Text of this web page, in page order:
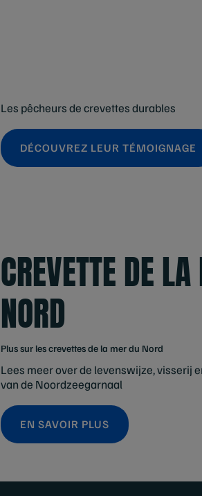
Les pêcheurs de crevettes durables
DÉCOUVREZ LEUR TÉMOIGNAGE
CREVETTE DE
NORD
Plus sur les crevettes de la mer du Nord
Lees meer over de levenswijze, visserij
van de Noordzeegarnaal
EN SAVOIR PLUS